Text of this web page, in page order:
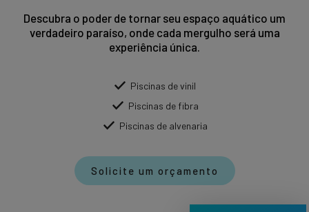
Descubra o poder de tornar seu espaço aquático um
verdadeiro paraíso, onde cada mergulho será uma
experiência única.
Piscinas de vinil
Piscinas de fibra
Piscinas de alvenaria
Solicite um orçamento